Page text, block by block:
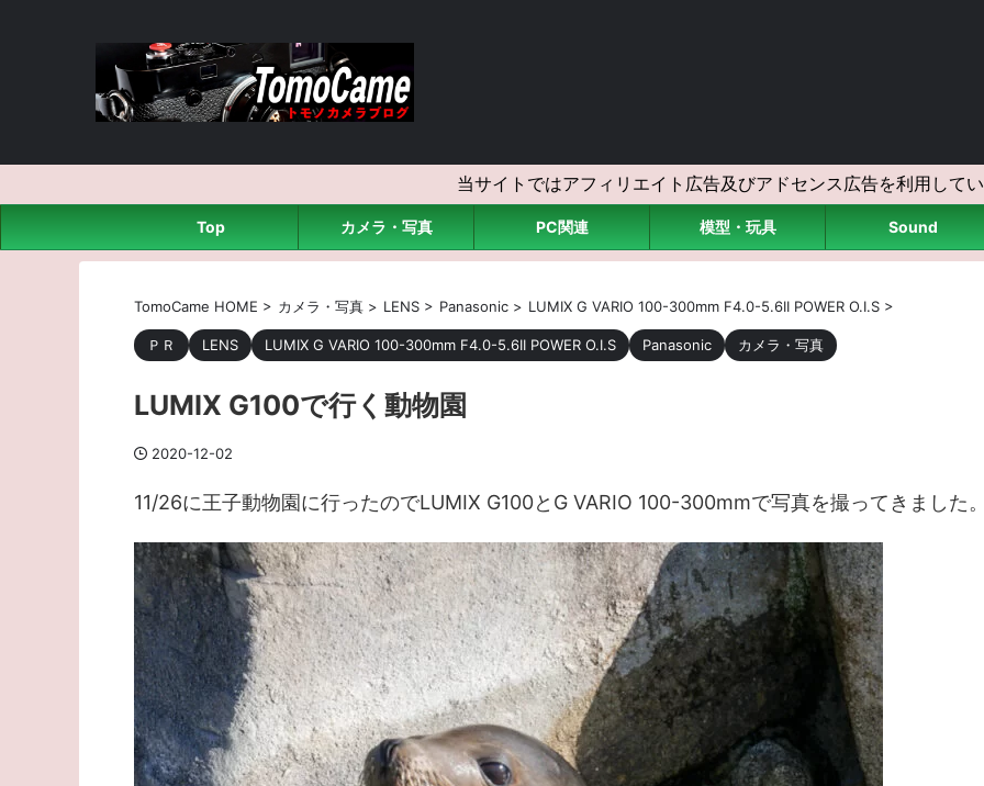
当サイトではアフィリエイト広告及びアドセンス広告を利用して
Top カメラ・写真 PC関連 模型・玩具 Sound
TomoCame HOME > カメラ・写真 > LENS > Panasonic > LUMIX G VARIO 100-300mm F4.0-5.6II POWER O.I.S >
ＰＲ LENS LUMIX G VARIO 100-300mm F4.0-5.6II POWER O.I.S Panasonic カメラ・写真
LUMIX G100で行く動物園
2020-12-02
11/26に王子動物園に行ったのでLUMIX G100とG VARIO 100-300mmで写真を撮ってきました